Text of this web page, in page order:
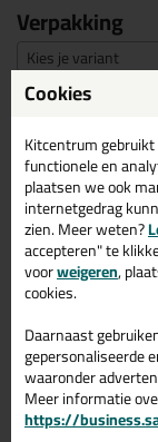
Verpakking
Kies je variant
18,99
19%
6x15,95
Waarom dit
Verbinding
Makkelijk te
Cookies
Kitcentrum
functionele en
plaatsen we ook
internetgedrag
zien. Meer weten?
accepteren" te
voorweigeren,
cookies.
Daarnaast
gepersonaliseerde
waaronder
Meer informatie
https://